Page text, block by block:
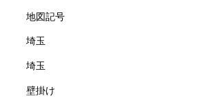
地図記号
埼玉
埼玉
壁掛け